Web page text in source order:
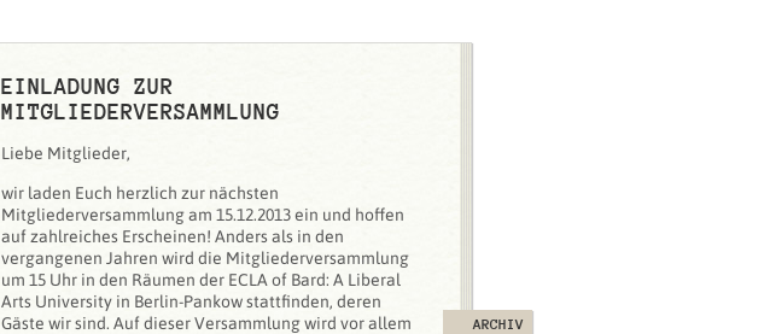
ARCHIV
EINLADUNG ZUR
MITGLIEDERVERSAMMLUNG
Liebe Mitglieder,
wir laden Euch herzlich zur nächsten
Mitgliederversammlung am 15.12.2013 ein und hoffen
auf zahlreiches Erscheinen! Anders als in den
vergangenen Jahren wird die Mitgliederversammlung
um 15 Uhr in den Räumen der ECLA of Bard: A Liberal
Arts University in Berlin-Pankow stattfinden, deren
Gäste wir sind. Auf dieser Versammlung wird vor allem